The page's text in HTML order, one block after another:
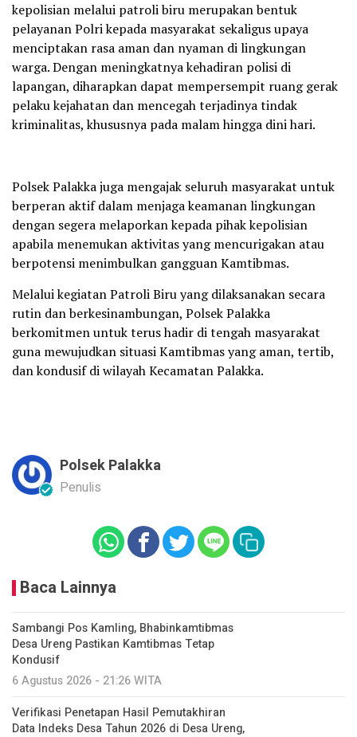
kepolisian melalui patroli biru merupakan bentuk
pelayanan Polri kepada masyarakat sekaligus upaya
menciptakan rasa aman dan nyaman di lingkungan
warga. Dengan meningkatnya kehadiran polisi di
lapangan, diharapkan dapat mempersempit ruang gerak
pelaku kejahatan dan mencegah terjadinya tindak
kriminalitas, khususnya pada malam hingga dini hari.
‎Polsek Palakka juga mengajak seluruh masyarakat untuk
berperan aktif dalam menjaga keamanan lingkungan
dengan segera melaporkan kepada pihak kepolisian
apabila menemukan aktivitas yang mencurigakan atau
berpotensi menimbulkan gangguan Kamtibmas.
‎Melalui kegiatan Patroli Biru yang dilaksanakan secara
rutin dan berkesinambungan, Polsek Palakka
berkomitmen untuk terus hadir di tengah masyarakat
guna mewujudkan situasi Kamtibmas yang aman, tertib,
dan kondusif di wilayah Kecamatan Palakka.
Polsek Palakka
Penulis
Baca Lainnya
Sambangi Pos Kamling, Bhabinkamtibmas
Desa Ureng Pastikan Kamtibmas Tetap
Kondusif
6 Agustus 2026 - 21:26 WITA
Verifikasi Penetapan Hasil Pemutakhiran
Data Indeks Desa Tahun 2026 di Desa Ureng,